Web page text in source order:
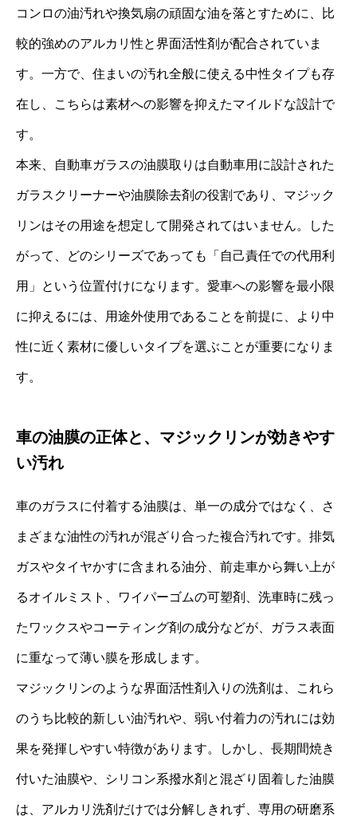
コンロの油汚れや換気扇の頑固な油を落とすために、比
較的強めのアルカリ性と界面活性剤が配合されていま
す。一方で、住まいの汚れ全般に使える中性タイプも存
在し、こちらは素材への影響を抑えたマイルドな設計で
す。
本来、自動車ガラスの油膜取りは自動車用に設計された
ガラスクリーナーや油膜除去剤の役割であり、マジック
リンはその用途を想定して開発されてはいません。した
がって、どのシリーズであっても「自己責任での代用利
用」という位置付けになります。愛車への影響を最小限
に抑えるには、用途外使用であることを前提に、より中
性に近く素材に優しいタイプを選ぶことが重要になりま
す。
車の油膜の正体と、マジックリンが効きやす
い汚れ
車のガラスに付着する油膜は、単一の成分ではなく、さ
まざまな油性の汚れが混ざり合った複合汚れです。排気
ガスやタイヤかすに含まれる油分、前走車から舞い上が
るオイルミスト、ワイパーゴムの可塑剤、洗車時に残っ
たワックスやコーティング剤の成分などが、ガラス表面
に重なって薄い膜を形成します。
マジックリンのような界面活性剤入りの洗剤は、これら
のうち比較的新しい油汚れや、弱い付着力の汚れには効
果を発揮しやすい特徴があります。しかし、長期間焼き
付いた油膜や、シリコン系撥水剤と混ざり固着した油膜
は、アルカリ洗剤だけでは分解しきれず、専用の研磨系